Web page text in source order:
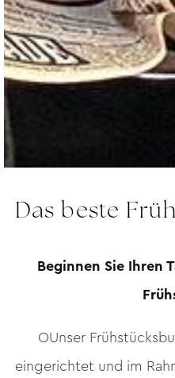
Das beste
Beginnen Sie Ihren
OUnser
eingerichtet und im